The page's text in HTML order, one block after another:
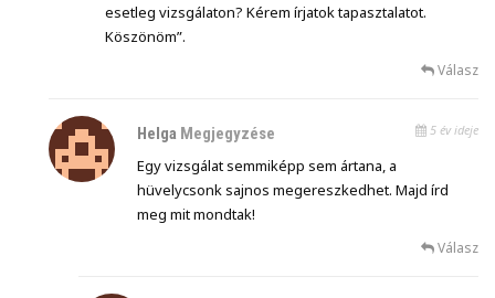
esetleg vizsgálaton? Kérem írjatok tapasztalatot.
Köszönöm”.
Válasz
Helga Megjegyzése 5 év ideje
Egy vizsgálat semmiképp sem ártana, a
hüvelycsonk sajnos megereszkedhet. Majd írd
meg mit mondtak!
Válasz